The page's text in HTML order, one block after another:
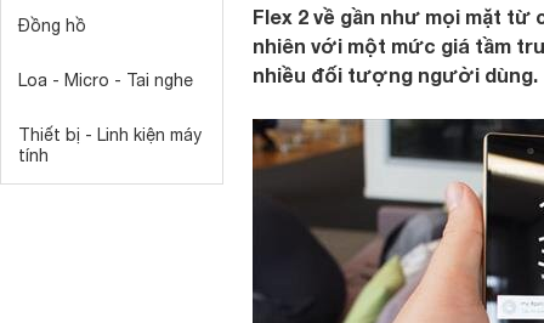
Đồng hồ
Loa - Micro - Tai nghe
Thiết bị - Linh kiện máy
tính
Flex 2 về gần như mọi mặt từ
nhiên với một mức giá tầm
nhiều đối tượng người dùng.